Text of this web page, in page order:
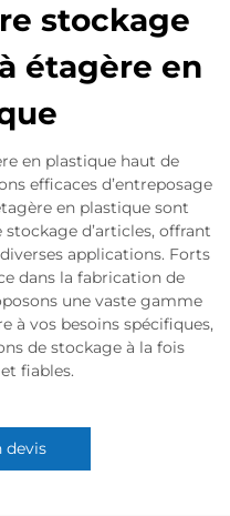
stockage
étagère en
en plastique haut de
efficaces d’entreposage
en plastique sont
d’articles, offrant
applications. Forts
dans la fabrication de
une vaste gamme
à vos besoins spécifiques,
de stockage à la fois
fiables.
devis